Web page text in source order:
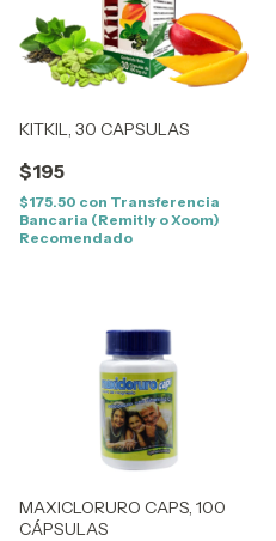
KITKIL, 30 CAPSULAS
$195
$175.50 con Transferencia
Bancaria (Remitly o Xoom)
Recomendado
MAXICLORURO CAPS, 100
CÁPSULAS